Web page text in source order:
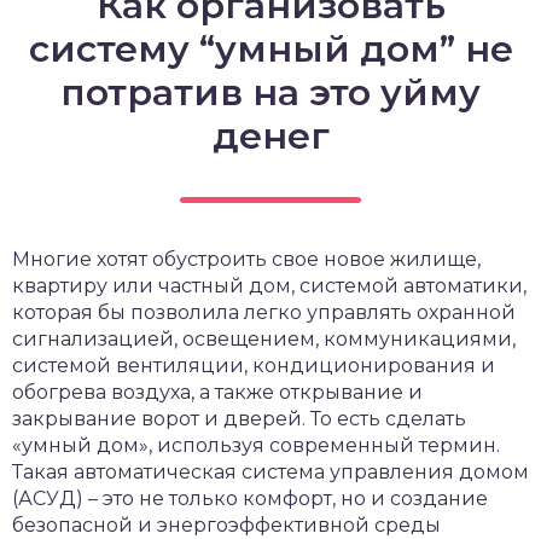
систему “умный дом” не
потратив на это уйму
денег
Многие хотят обустроить свое новое жилище,
квартиру или частный дом, системой автоматики,
которая бы позволила легко управлять охранной
сигнализацией, освещением, коммуникациями,
системой вентиляции, кондиционирования и
обогрева воздуха, а также открывание и
закрывание ворот и дверей. То есть сделать
«умный дом», используя современный термин.
Такая автоматическая система управления домом
(АСУД) – это не только комфорт, но и создание
безопасной и энергоэффективной среды